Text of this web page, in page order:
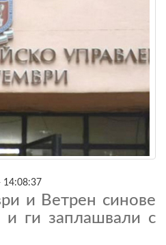
14:08:37
и Ветрен синове
ги заплашвали с